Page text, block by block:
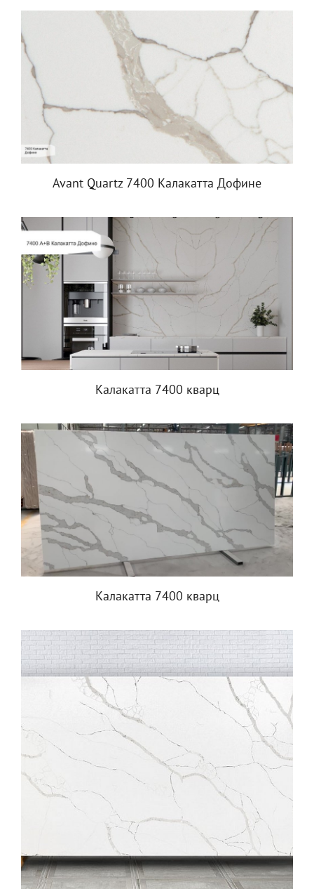
Avant Quartz 7400 Калакатта Дофине
Калакатта 7400 кварц
Калакатта 7400 кварц